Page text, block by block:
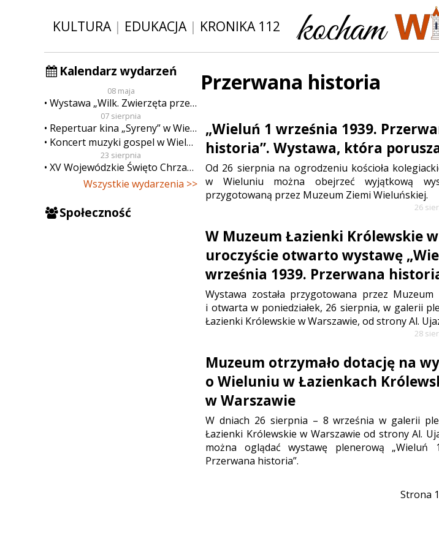
KULTURA| EDUKACJA| KRONIKA 112
Kalendarz wydarzeń
08 maja
Wystawa „Wilk. Zwierzęta przeklęte”
07 sierpnia
Repertuar kina „Syreny” w Wieluniu w dn. od 7 do 13 sierpnia
Koncert muzyki gospel w Wieluniu
23 sierpnia
XV Wojewódzkie Święto Chrzanu
Wszystkie wydarzenia >>
Społeczność
Przerwana historia
„Wieluń 1 września 1939.
historia”. Wystawa, która
Od 26 sierpnia na ogrodzeniu kościoła
w Wieluniu można obejrzeć wyjątkową
przygotowaną przez Muzeum Ziemi Wieluńskiej.
26
W Muzeum Łazienki Królewskie
uroczyście otwarto wystawę
września 1939. Przerwana
Wystawa została przygotowana przez Muzeum
i otwarta w poniedziałek, 26 sierpnia, w galerii
Łazienki Królewskie w Warszawie, od strony Al.
28
Muzeum otrzymało dotację na
o Wieluniu w Łazienkach
w Warszawie
W dniach 26 sierpnia – 8 września w galerii
Łazienki Królewskie w Warszawie od strony Al.
można oglądać wystawę plenerową „Wieluń
Przerwana historia”.
Strona